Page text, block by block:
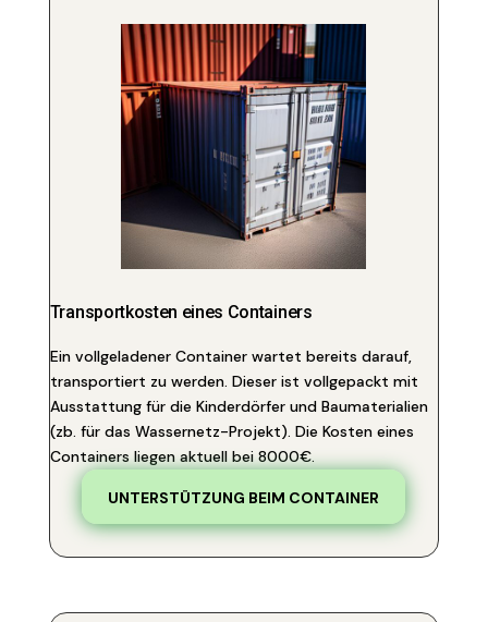
Transportkosten eines Containers
Ein vollgeladener Container wartet bereits darauf,
transportiert zu werden. Dieser ist vollgepackt mit
Ausstattung für die Kinderdörfer und Baumaterialien
(zb. für das Wassernetz-Projekt). Die Kosten eines
Containers liegen aktuell bei 8000€.
UNTERSTÜTZUNG BEIM CONTAINER